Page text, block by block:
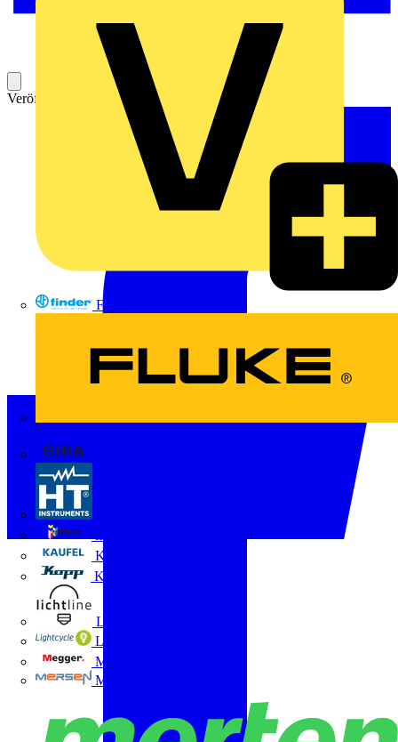
FINDER
Kaufel
Kopp
Lichtline
LIGHTCYCLE
Megger
Mersen
Veröffentlicht: 27. Mai 2026 Kategorie: News